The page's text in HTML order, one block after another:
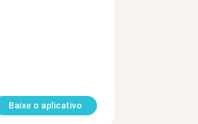
Baixe o aplicativo